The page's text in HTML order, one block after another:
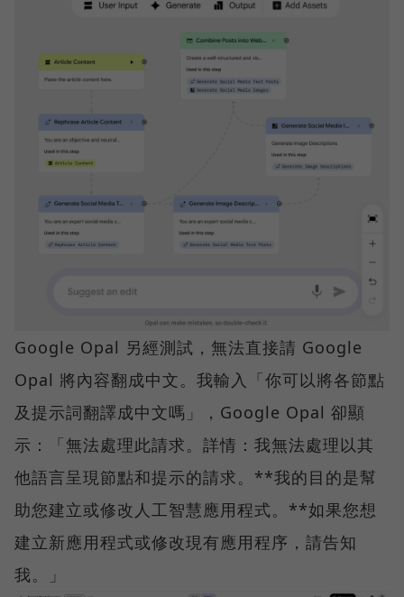
Google Opal 另經測試，無法直接請 Google
Opal 將內容翻成中文。我輸入「你可以將各節點
及提示詞翻譯成中文嗎」，Google Opal 卻顯
示：「無法處理此請求。詳情：我無法處理以其
他語言呈現節點和提示的請求。**我的目的是幫
助您建立或修改人工智慧應用程式。**如果您想
建立新應用程式或修改現有應用程序，請告知
我。」